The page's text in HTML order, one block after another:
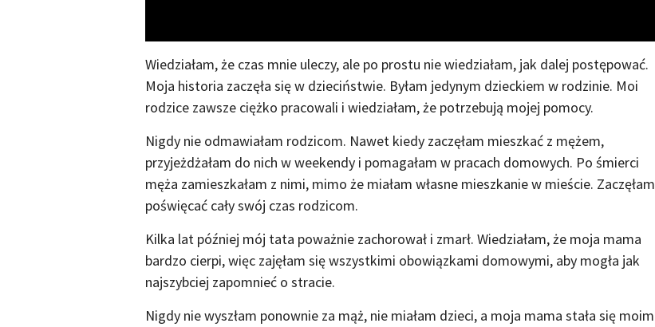
Wiedziałam, że czas mnie uleczy, ale po prostu nie wiedziałam, jak dalej postępować.
Moja historia zaczęła się w dzieciństwie. Byłam jedynym dzieckiem w rodzinie. Moi
rodzice zawsze ciężko pracowali i wiedziałam, że potrzebują mojej pomocy.
Nigdy nie odmawiałam rodzicom. Nawet kiedy zaczęłam mieszkać z mężem,
przyjeżdżałam do nich w weekendy i pomagałam w pracach domowych. Po śmierci
męża zamieszkałam z nimi, mimo że miałam własne mieszkanie w mieście. Zaczęłam
poświęcać cały swój czas rodzicom.
Kilka lat później mój tata poważnie zachorował i zmarł. Wiedziałam, że moja mama
bardzo cierpi, więc zajęłam się wszystkimi obowiązkami domowymi, aby mogła jak
najszybciej zapomnieć o stracie.
Nigdy nie wyszłam ponownie za mąż, nie miałam dzieci, a moja mama stała się moim